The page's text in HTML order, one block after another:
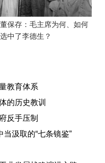
董保存：毛主席为何、如何
选中了李德生？
教育体系
的历史教训
反手压制
当汲取的“七条镜鉴”